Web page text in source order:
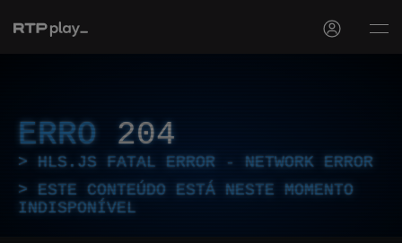
ERRO 204
HLS.JS FATAL ERROR - NETWORK ERROR
ESTE CONTEÚDO ESTÁ NESTE MOMENTO
INDISPONÍVEL